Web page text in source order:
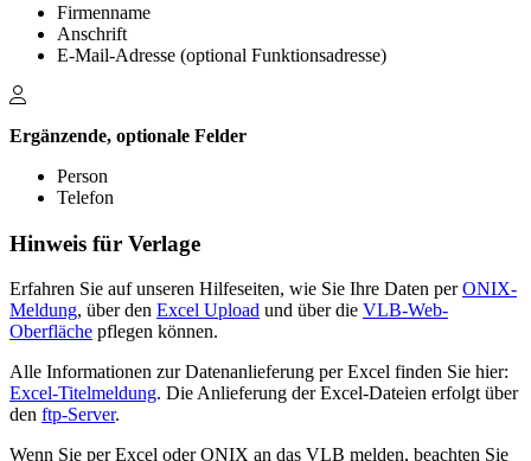
Firmenname
Anschrift
E-Mail-Adresse (optional Funktionsadresse)
Ergänzende, optionale Felder
Person
Telefon
Hinweis für Verlage
Erfahren Sie auf unseren Hilfeseiten, wie Sie Ihre Daten perONIX-
Meldung, über den Excel Upload und über die VLB-Web-
Oberfläche pflegen können.
Alle Informationen zur Datenanlieferung per Excel finden Sie hier:
Excel-Titelmeldung. Die Anlieferung der Excel-Dateien erfolgt über
den ftp-Server.
Wenn Sie per Excel oder ONIX an das VLB melden, beachten Sie